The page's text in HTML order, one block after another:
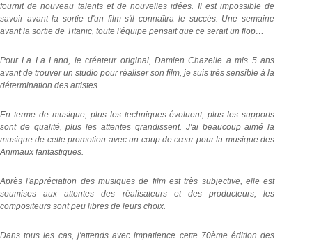
fournit de nouveau talents et de nouvelles idées. Il est impossible de
savoir avant la sortie d'un film s'il connaîtra le succès. Une semaine
avant la sortie de Titanic, toute l'équipe pensait que ce serait un flop…
Pour La La Land, le créateur original, Damien Chazelle a mis 5 ans
avant de trouver un studio pour réaliser son film, je suis très sensible à la
détermination des artistes.
En terme de musique, plus les techniques évoluent, plus les supports
sont de qualité, plus les attentes grandissent. J'ai beaucoup aimé la
musique de cette promotion avec un coup de cœur pour la musique des
Animaux fantastiques.
Après l'appréciation des musiques de film est très subjective, elle est
soumises aux attentes des réalisateurs et des producteurs, les
compositeurs sont peu libres de leurs choix.
Dans tous les cas, j'attends avec impatience cette 70ème édition des